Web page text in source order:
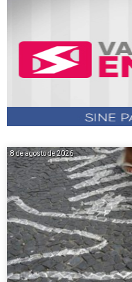
8 de agosto de 2026